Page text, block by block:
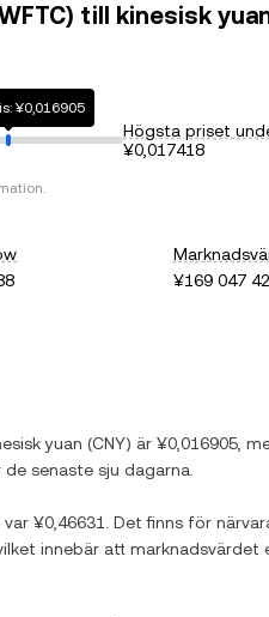
till kinesisk
¥0,016905
Högsta priset
¥0,017418
¥169 047
yuan (CNY) är ¥0,016905 ,
de senaste sju dagarna.
var ¥0,46631 . Det finns för
vilket innebär att